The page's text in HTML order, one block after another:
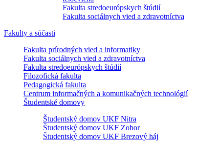
Fakulta stredoeurópskych štúdií
Fakulta sociálnych vied a zdravotníctva
Fakulty a súčasti
Fakulta prírodných vied a informatiky
Fakulta sociálnych vied a zdravotníctva
Fakulta stredoeurópskych štúdií
Filozofická fakulta
Pedagogická fakulta
Centrum informačných a komunikačných technológií
Študentské domovy
Študentský domov UKF Nitra
Študentský domov UKF Zobor
Študentský domov UKF Brezový háj